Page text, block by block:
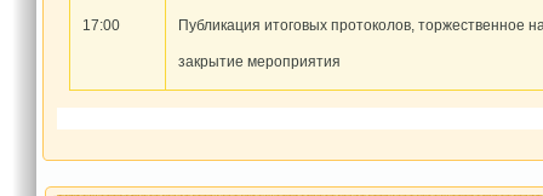
17:00 Публикация итоговых протоколов, торжественное
закрытие мероприятия